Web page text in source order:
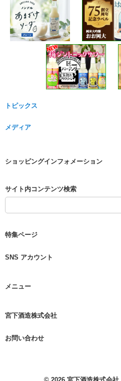
トピックス
メディア
ショッピングインフォメーション
サイト内コンテンツ検索
特集ページ
SNS アカウント
メニュー
宮下酒造株式会社
お問い合わせ